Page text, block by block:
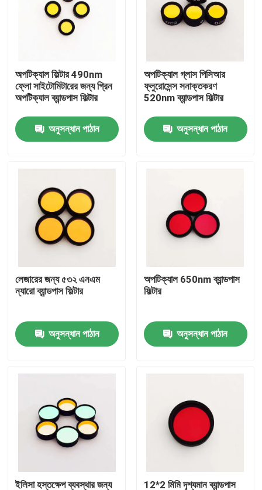
ভিডিও
কারখানা ভ্রমণ
মান নিয়ন্ত্রণ
আমাদের সাথে যোগাযোগ করুন
উদ্ধৃতির জন্য আবেদন
অপটিক্যাল ব্যান্ডপাস ফিল্টার
ফ্লুরোসেন্স ব্যান্ডপাস ফিল্টার
অপটিক্যাল ফিল্টার 490nm
ফ্লো সাইটোমিটারের জন্য গ্রিন
অপটিক্যাল ব্যান্ডপাস ফিল্টার
অনুসন্ধান পাঠান
অপটিক্যাল গ্লাস পিসিআর
ফ্লুরোসেন্স সনাক্তকরণ
520nm ব্যান্ডপাস ফিল্টার
অনুসন্ধান পাঠান
লেজারের জন্য ৫৩২ এনএম
ন্যারো ব্যান্ডপাস ফিল্টার
অনুসন্ধান পাঠান
অপটিক্যাল 650nm ব্যান্ডপাস
ফিল্টার
অনুসন্ধান পাঠান
ইলিসা হস্তক্ষেপ ব্যবস্থার জন্য 12*2 মিমি দৃশ্যমান ব্যান্ডপাস